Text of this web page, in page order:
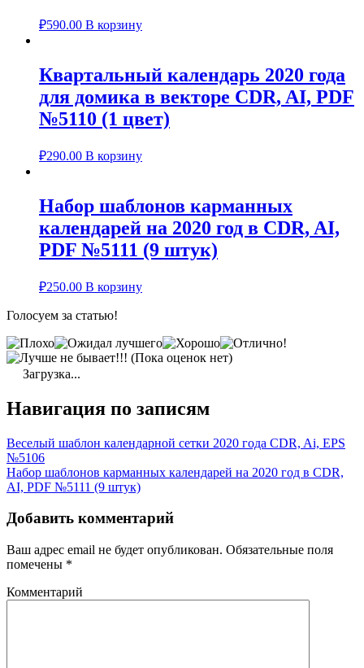
₽590.00 В корзину
Квартальный календарь 2020 года
для домика в векторе CDR, AI, PDF
№5110 (1 цвет)
₽290.00 В корзину
Набор шаблонов карманных
календарей на 2020 год в CDR, AI,
PDF №5111 (9 штук)
₽250.00 В корзину
Голосуем за статью!
(Пока оценок нет)
Загрузка...
Навигация по записям
Веселый шаблон календарной сетки 2020 года CDR, Ai, EPS
№5106
Набор шаблонов карманных календарей на 2020 год в CDR,
AI, PDF №5111 (9 штук)
Добавить комментарий
Ваш адрес email не будет опубликован. Обязательные поля
помечены *
Комментарий